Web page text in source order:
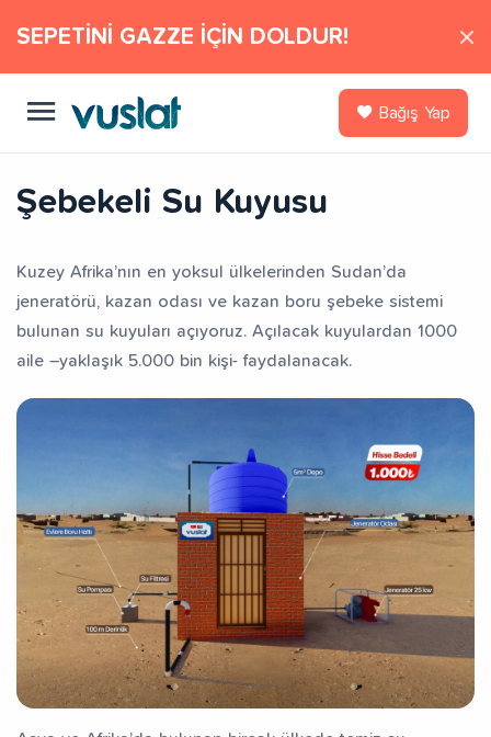
SEPETİNİ GAZZE İÇİN DOLDUR!
Bağış Yap
Şebekeli Su Kuyusu
Kuzey Afrika’nın en yoksul ülkelerinden Sudan’da
jeneratörü, kazan odası ve kazan boru şebeke sistemi
bulunan su kuyuları açıyoruz. Açılacak kuyulardan 1000
aile –yaklaşık 5.000 bin kişi- faydalanacak.